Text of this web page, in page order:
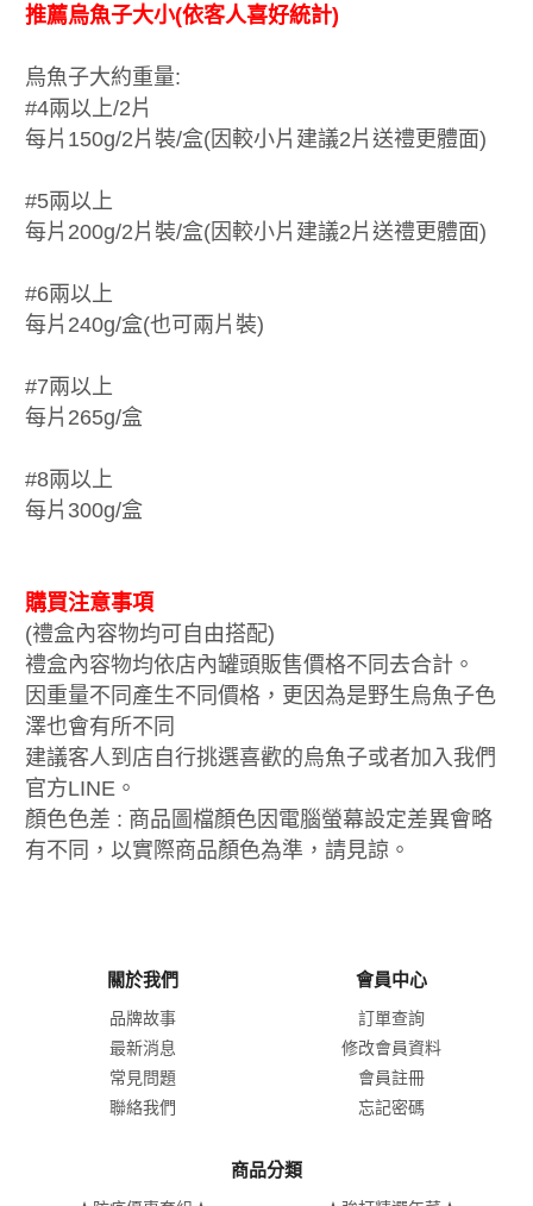
推薦烏魚子大小(依客人喜好統計)
烏魚子大約重量:
#4兩以上/2片
每片150g/2片裝/盒(因較小片建議2片送禮更體面)
#5兩以上
每片200g/2片裝/盒(因較小片建議2片送禮更體面)
#6兩以上
每片240g/盒(也可兩片裝)
#7兩以上
每片265g/盒
#8兩以上
每片300g/盒
購買注意事項
(禮盒內容物均可自由搭配)
禮盒內容物均依店內罐頭販售價格不同去合計。
因重量不同產生不同價格，更因為是野生烏魚子色
澤也會有所不同
建議客人到店自行挑選喜歡的烏魚子或者加入我們
官方LINE。
顏色色差 : 商品圖檔顏色因電腦螢幕設定差異會略
有不同，以實際商品顏色為準，請見諒。
關於我們
品牌故事
最新消息
常見問題
聯絡我們
會員中心
訂單查詢
修改會員資料
會員註冊
忘記密碼
商品分類